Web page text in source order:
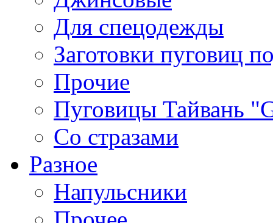
Для спецодежды
Заготовки пуговиц
Прочие
Пуговицы Тайвань
Со стразами
Разное
Напульсники